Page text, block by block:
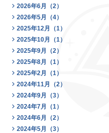
2026年6月（2）
2026年5月（4）
2025年12月（1）
2025年10月（1）
2025年9月（2）
2025年8月（1）
2025年2月（1）
2024年11月（2）
2024年9月（3）
2024年7月（1）
2024年6月（2）
2024年5月（3）